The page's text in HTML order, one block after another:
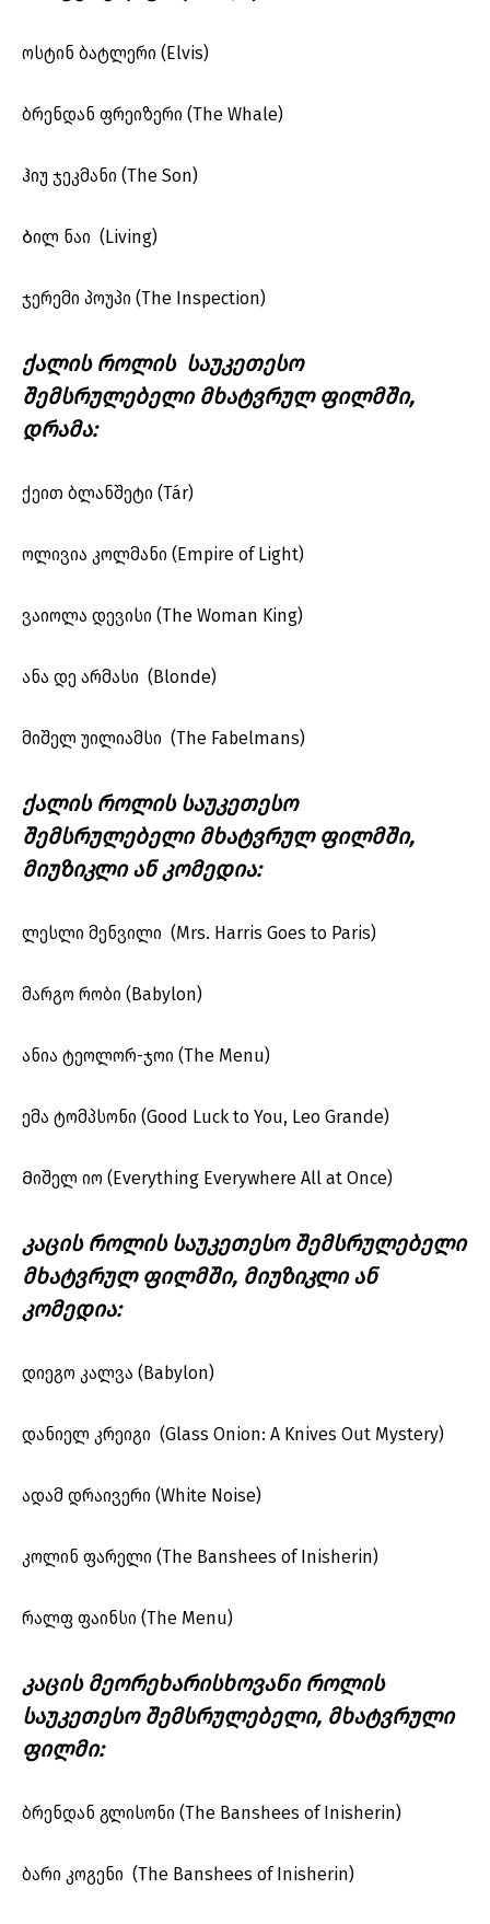
ოსტინ ბატლერი (Elvis)
ბრენდან ფრეიზერი (The Whale)
ჰიუ ჯეკმანი (The Son)
Ბილ ნაი (Living)
ჯერემი პოუპი (The Inspection)
ქალის როლის საუკეთესო
შემსრულებელი მხატვრულ ფილმში,
დრამა:
ქეით ბლანშეტი (Tár)
ოლივია კოლმანი (Empire of Light)
ვაიოლა დევისი (The Woman King)
ანა დე არმასი (Blonde)
მიშელ უილიამსი (The Fabelmans)
ქალის როლის საუკეთესო
შემსრულებელი მხატვრულ ფილმში,
მიუზიკლი ან კომედია:
ლესლი მენვილი (Mrs. Harris Goes to Paris)
მარგო რობი (Babylon)
ანია ტეოლორ-ჯოი (The Menu)
ემა ტომპსონი (Good Luck to You, Leo Grande)
Მიშელ იო (Everything Everywhere All at Once)
კაცის როლის საუკეთესო შემსრულებელი
მხატვრულ ფილმში, მიუზიკლი ან
კომედია:
დიეგო კალვა (Babylon)
დანიელ კრეიგი (Glass Onion: A Knives Out Mystery)
ადამ დრაივერი (White Noise)
კოლინ ფარელი (The Banshees of Inisherin)
რალფ ფაინსი (The Menu)
კაცის მეორეხარისხოვანი როლის
საუკეთესო შემსრულებელი, მხატვრული
ფილმი:
ბრენდან გლისონი (The Banshees of Inisherin)
ბარი კოგენი (The Banshees of Inisherin)